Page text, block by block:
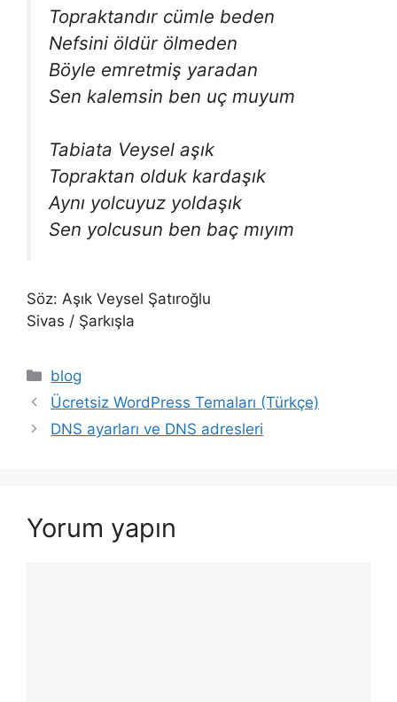
Topraktandır cümle beden
Nefsini öldür ölmeden
Böyle emretmiş yaradan
Sen kalemsin ben uç muyum
Tabiata Veysel aşık
Topraktan olduk kardaşık
Aynı yolcuyuz yoldaşık
Sen yolcusun ben baç mıyım
Söz: Aşık Veysel Şatıroğlu
Sivas / Şarkışla
Kategoriler
blog
Ücretsiz WordPress Temaları (Türkçe)
DNS ayarları ve DNS adresleri
Yorum yapın